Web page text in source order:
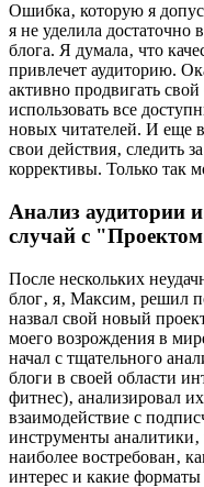
Ошибка‚ которую я
я не уделила
блога. Я думала‚ что
привлечет аудиторию.
активно продвигать
использовать все
новых читателей. И еще
свои действия‚ следить
коррективы. Только так
Анализ аудитории
случай с
После нескольких
блог‚ я‚ Максим‚ решил
назвал свой новый
моего возрождения в
начал с тщательного
блоги в своей области
фитнес)‚ анализировал
взаимодействие с
инструменты аналитики‚
наиболее востребован‚
интерес и какие